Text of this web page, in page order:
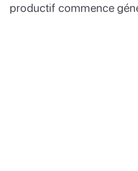
productif commence